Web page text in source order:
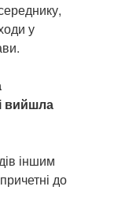
у
вийшла
іншим
до